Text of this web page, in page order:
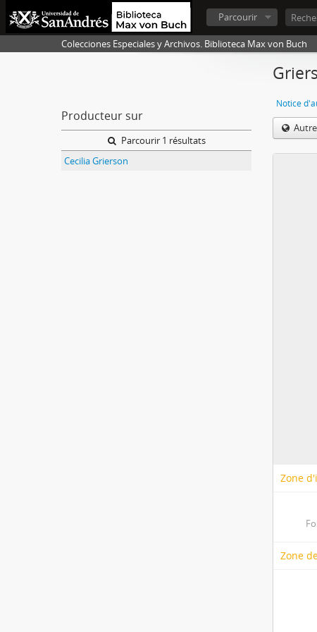
Parcourir
Colecciones Especiales y Archivos. Biblioteca Max von Buch
Producteur sur
Parcourir 1 résultats
Cecilia Grierson
Notice
Zone
Zone